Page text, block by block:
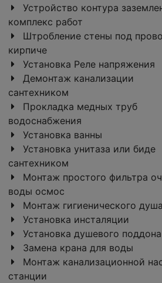
Устройство контура
комплекс работ
Штробление стены под
кирпиче
Установка Реле напряжения
Демонтаж канализации
сантехником
Прокладка медных труб
водоснабжения
Установка ванны
Установка унитаза или биде
сантехником
Монтаж простого фильтра
воды осмос
Монтаж гигиенического душа
Установка инсталяции
Установка душевого поддона
Замена крана для воды
Монтаж канализационной
станции